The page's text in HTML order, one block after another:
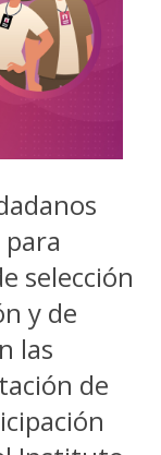
selección
y de
las
de